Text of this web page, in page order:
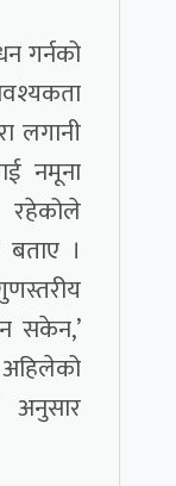
गर्नको
लगानी
नमूना
।
सकेन,’
अनुसार